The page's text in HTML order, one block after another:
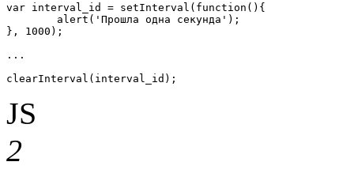
var interval_id = setInterval(function(){
}, 1000);
...
clearInterval(interval_id);
JS
2